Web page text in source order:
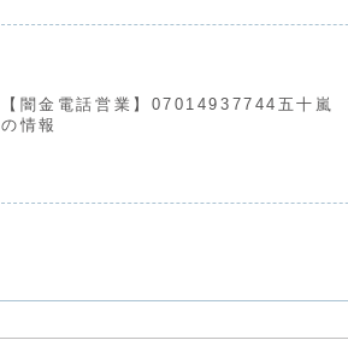
【闇金電話営業】07014937744五十嵐
の情報